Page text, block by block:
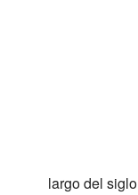
largo del siglo